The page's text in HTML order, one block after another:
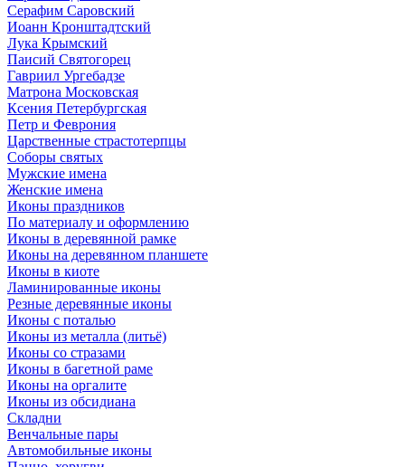
Серафим Саровский
Иоанн Кронштадтский
Лука Крымский
Паисий Святогорец
Гавриил Ургебадзе
Матрона Московская
Ксения Петербургская
Петр и Феврония
Царственные страстотерпцы
Соборы святых
Мужские имена
Женские имена
Иконы праздников
По материалу и оформлению
Иконы в деревянной рамке
Иконы на деревянном планшете
Иконы в киоте
Ламинированные иконы
Резные деревянные иконы
Иконы с поталью
Иконы из металла (литьё)
Иконы со стразами
Иконы в багетной раме
Иконы на оргалите
Иконы из обсидиана
Складни
Венчальные пары
Автомобильные иконы